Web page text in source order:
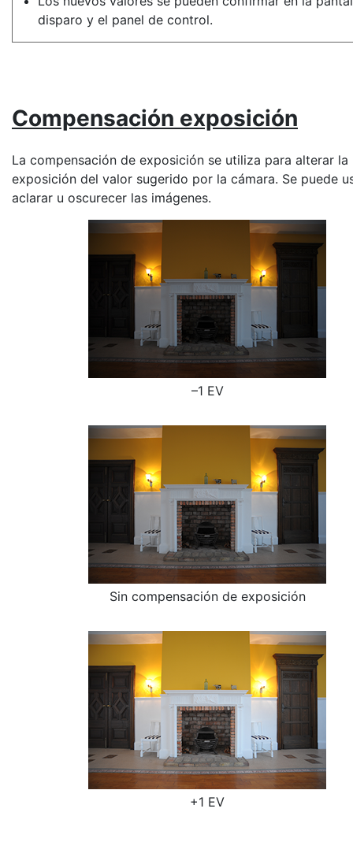
disparo y el panel de control.
Compensación exposición
La compensación de exposición se utiliza para alterar la
exposición del valor sugerido por la cámara. Se puede
aclarar u oscurecer las imágenes.
–1 EV
Sin compensación de exposición
+1 EV